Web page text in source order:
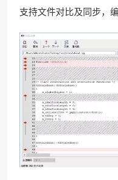
支持文件对比及同步，